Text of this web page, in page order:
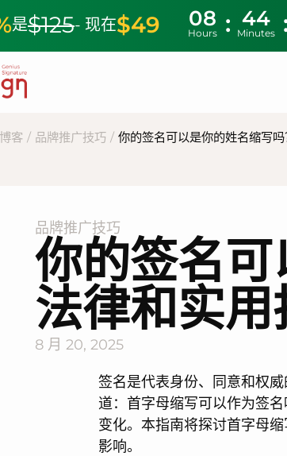
是$125- 现在$49 08
Hours
44
Minutes
博客 / 品牌推广技巧 / 你的签名可以是你的姓名缩写
品牌推广技巧
你的签名可
法律和实用
8 月 20, 2025
签名是代表身份、同意和权
道：首字母缩写可以作为签
变化。本指南将探讨首字母
影响。